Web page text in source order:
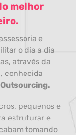
melhor
e
o dia a dia
através da
conhecida
Outsourcing.
pequenos e
estruturar e
tomando